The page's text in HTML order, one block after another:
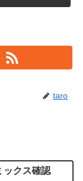
taro
クス確認